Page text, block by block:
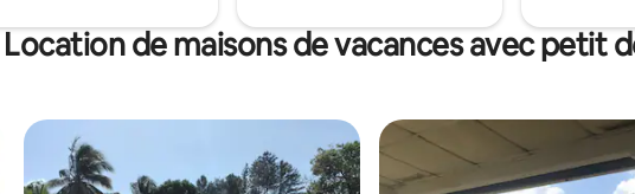
Location de maisons de vacances avec petit